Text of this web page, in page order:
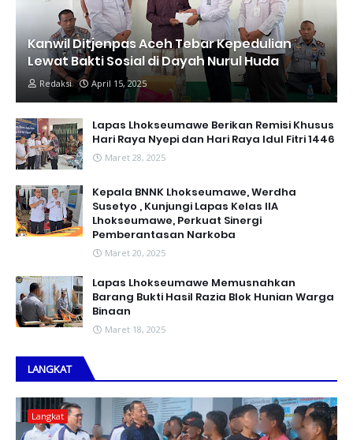
Kanwil Ditjenpas Aceh Tebar Kepedulian
Lewat Bakti Sosial di Dayah Nurul Huda
Redaksi April 15, 2025
Lapas Lhokseumawe Berikan Remisi Khusus
Hari Raya Nyepi dan Hari Raya Idul Fitri 1446
Maret 28, 2025
Kepala BNNK Lhokseumawe, Werdha
Susetyo , Kunjungi Lapas Kelas IIA
Lhokseumawe, Perkuat Sinergi
Pemberantasan Narkoba
Maret 20, 2025
Lapas Lhokseumawe Memusnahkan
Barang Bukti Hasil Razia Blok Hunian Warga
Binaan
Maret 18, 2025
LANGKAT
Langkat